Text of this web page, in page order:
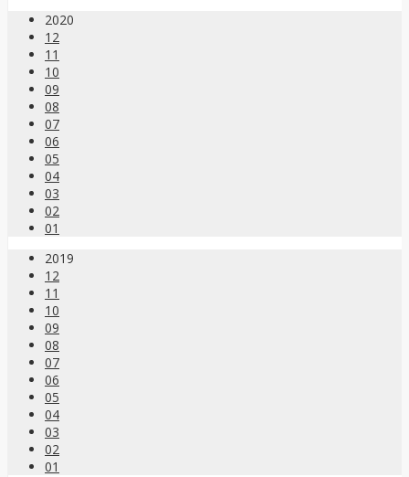
2020
12
11
10
09
08
07
06
05
04
03
02
01
2019
12
11
10
09
08
07
06
05
04
03
02
01